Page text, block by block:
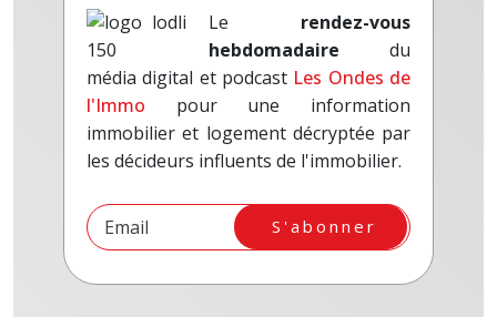
Le rendez-vous
hebdomadaire du
média digital et podcast Les Ondes de
l'Immo pour une information
immobilier et logement décryptée par
les décideurs influents de l'immobilier.
S'abonner